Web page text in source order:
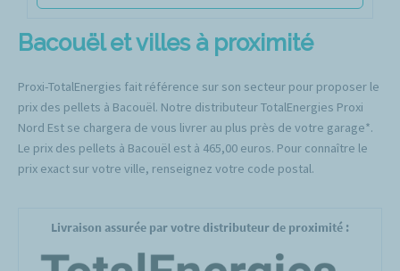
Bacouël et villes à proximité
Proxi-TotalEnergies fait référence sur son secteur pour proposer le
prix des pellets à Bacouël. Notre distributeur TotalEnergies Proxi
Nord Est se chargera de vous livrer au plus près de votre garage*.
Le prix des pellets à Bacouël est à 465,00 euros. Pour connaître le
prix exact sur votre ville, renseignez votre code postal.
Livraison assurée par votre distributeur de proximité :